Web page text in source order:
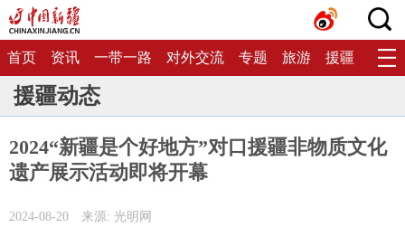
首页 资讯 一带一路 对外交流 专题 旅游 援疆 生态
援疆动态
2024“新疆是个好地方”对口援疆非物质文化
遗产展示活动即将开幕
2024-08-20 来源: 光明网